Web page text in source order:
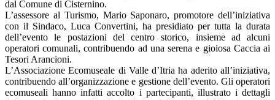
dal Comune di Cisternino.
L’assessore al Turismo, Mario Saponaro, promotore dell’iniziativa
con il Sindaco, Luca Convertini, ha presidiato per tutta la durata
dell’evento le postazioni del centro storico, insieme ad alcuni
operatori comunali, contribuendo ad una serena e gioiosa Caccia ai
Tesori Arancioni.
L’Associazione Ecomuseale di Valle d’Itria ha aderito all’iniziativa,
contribuendo all’organizzazione e gestione dell’evento. Gli operatori
ecomuseali hanno infatti accolto i partecipanti, illustrato i dettagli